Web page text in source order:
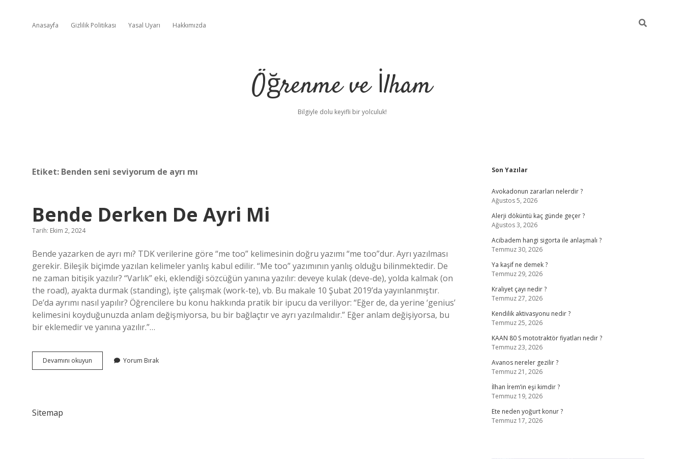
Anasayfa Gizlilik Politikası Yasal Uyarı Hakkımızda
Öğrenme ve İlham
Bilgiyle dolu keyifli bir yolculuk!
Etiket: Benden seni seviyorum de ayrı mı
Bende Derken De Ayri Mi
Tarih: Ekim 2, 2024
Bende yazarken de ayrı mı? TDK verilerine göre “me too” kelimesinin doğru yazımı “me too”dur. Ayrı yazılması
gerekir. Bileşik biçimde yazılan kelimeler yanlış kabul edilir. “Me too” yazımının yanlış olduğu bilinmektedir. De
ne zaman bitişik yazılır? “Varlık” eki, eklendiği sözcüğün yanına yazılır: deveye kulak (deve-de), yolda kalmak (on
the road), ayakta durmak (standing), işte çalışmak (work-te), vb. Bu makale 10 Şubat 2019’da yayınlanmıştır.
De’da ayrımı nasıl yapılır? Öğrencilere bu konu hakkında pratik bir ipucu da veriliyor: “Eğer de, da yerine ‘genius’
kelimesini koyduğunuzda anlam değişmiyorsa, bu bir bağlaçtır ve ayrı yazılmalıdır.” Eğer anlam değişiyorsa, bu
bir eklemedir ve yanına yazılır.”…
Devamını okuyun
Derken
Yorum Bırak
Sitemap
Sidebar
Son Yazılar
Avokadonun zararları nelerdir ?
Ağustos 5, 2026
Alerji döküntü kaç günde geçer ?
Ağustos 3, 2026
Acibadem hangi sigorta ile anlaşmalı ?
Temmuz 30, 2026
Ya kaşif ne demek ?
Temmuz 29, 2026
Kraliyet çayı nedir ?
Temmuz 27, 2026
Kendilik aktivasyonu nedir ?
Temmuz 25, 2026
KAAN 80 S mototraktör fiyatları nedir ?
Temmuz 23, 2026
Avanos nereler gezilir ?
Temmuz 21, 2026
İlhan İrem’in eşi kimdir ?
Temmuz 19, 2026
Ete neden yoğurt konur ?
Temmuz 17, 2026